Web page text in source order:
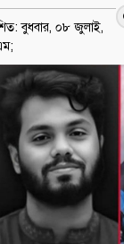
বুধবার, ০৮ জুলাই,